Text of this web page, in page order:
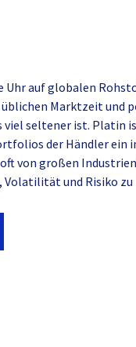
Uhr auf globalen
Marktzeit und
viel seltener ist. Platin
der Händler ein
von großen
und Risiko zu